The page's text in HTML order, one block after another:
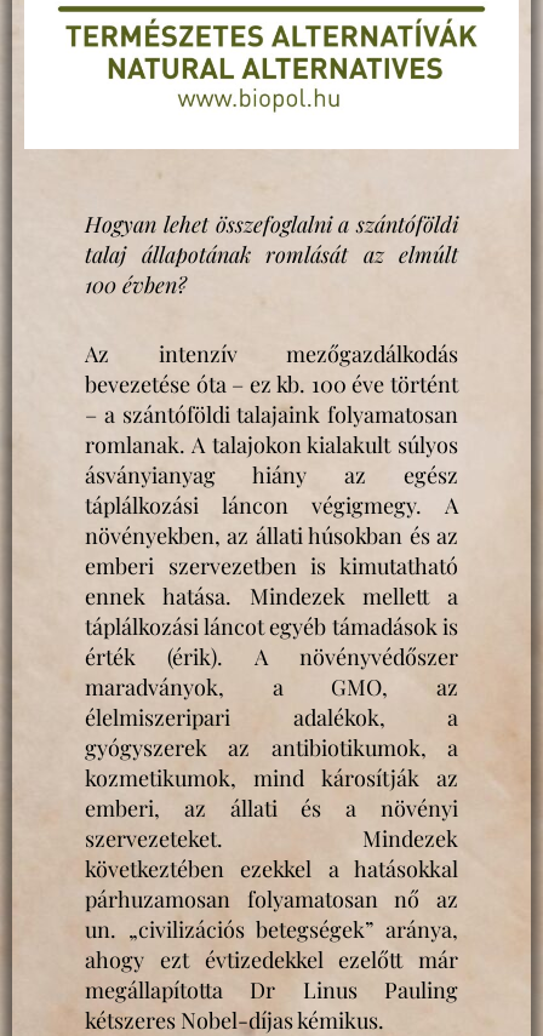
Hogyan lehet összefoglalni a szántóföldi
talaj állapotának romlását az elmúlt
100 évben?
Az intenzív mezőgazdálkodás
bevezetése óta – ez kb. 100 éve történt
– a szántóföldi talajaink folyamatosan
romlanak. A talajokon kialakult súlyos
ásványianyag hiány az egész
táplálkozási láncon végigmegy. A
növényekben, az állati húsokban és az
emberi szervezetben is kimutatható
ennek hatása. Mindezek mellett a
táplálkozási láncot egyéb támadások is
érték (érik). A növényvédőszer
maradványok, a GMO, az
élelmiszeripari adalékok, a
gyógyszerek az antibiotikumok, a
kozmetikumok, mind károsítják az
emberi, az állati és a növényi
szervezeteket. Mindezek
következtében ezekkel a hatásokkal
párhuzamosan folyamatosan nő az
un. „civilizációs betegségek” aránya,
ahogy ezt évtizedekkel ezelőtt már
megállapította Dr Linus Pauling
kétszeres Nobel-díjas kémikus.